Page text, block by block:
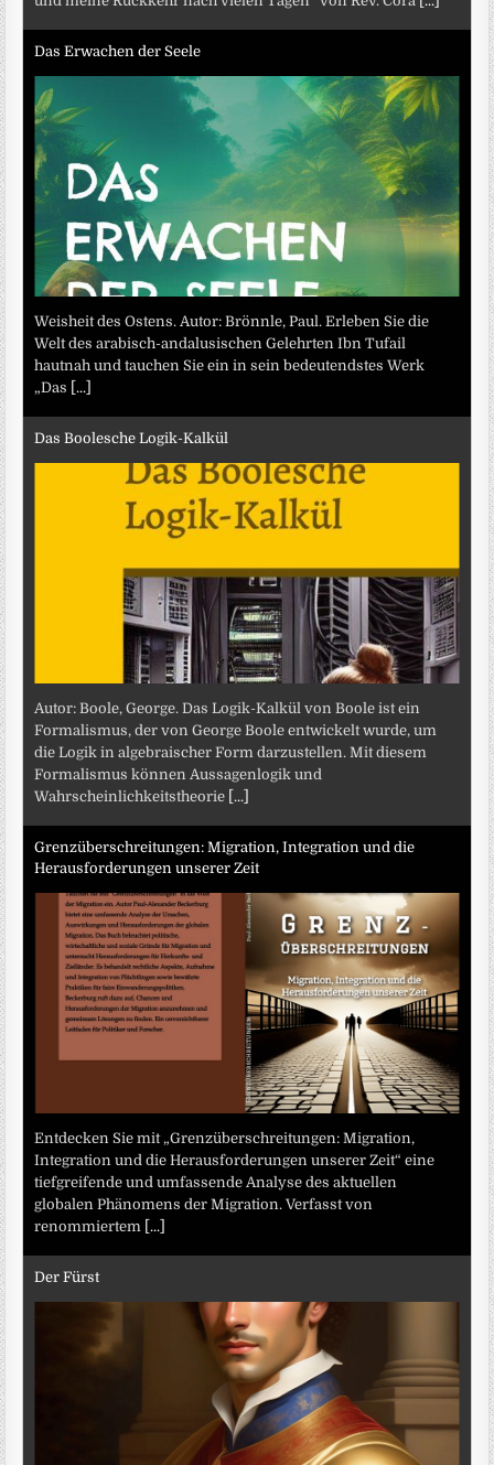
Das Erwachen der Seele
Weisheit des Ostens. Autor: Brönnle, Paul. Erleben Sie die
Welt des arabisch-andalusischen Gelehrten Ibn Tufail
hautnah und tauchen Sie ein in sein bedeutendstes Werk
„Das
[...]
Das Boolesche Logik-Kalkül
Autor: Boole, George. Das Logik-Kalkül von Boole ist ein
Formalismus, der von George Boole entwickelt wurde, um
die Logik in algebraischer Form darzustellen. Mit diesem
Formalismus können Aussagenlogik und
Wahrscheinlichkeitstheorie [...]
Grenzüberschreitungen: Migration, Integration und die
Herausforderungen unserer Zeit
Entdecken Sie mit „Grenzüberschreitungen: Migration,
Integration und die Herausforderungen unserer Zeit“ eine
tiefgreifende und umfassende Analyse des aktuellen
globalen Phänomens der Migration. Verfasst von
renommiertem
[...]
Der Fürst